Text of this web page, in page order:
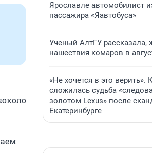
Ярославле автомобилист
пассажира «Яавтобуса»
Ученый АлтГУ рассказала,
нашествия комаров в
«Не хочется в это верить».
сложилась судьба
золотом Lexus» после
Екатеринбурге